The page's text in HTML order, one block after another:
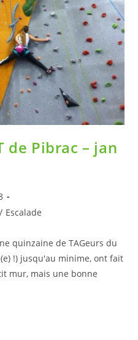
de Pibrac – jan
/ Escalade
quinzaine de TAGeurs du
!) jusqu'au minime, ont fait
mur, mais une bonne